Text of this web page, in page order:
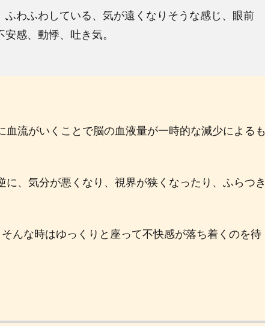
ふわふわしている、気が遠くなりそうな感じ、眼前
感、動悸、吐き気。
流がいくことで脳の血液量が一時的な減少によるも
、気分が悪くなり、視界が狭くなったり、ふらつき
んな時はゆっくりと座って不快感が落ち着くのを待